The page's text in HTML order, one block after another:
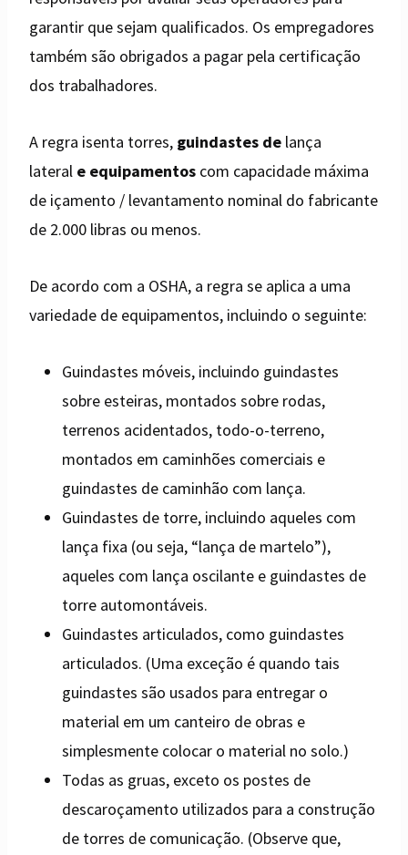
garantir que sejam qualificados. Os empregadores
também são obrigados a pagar pela certificação
dos trabalhadores.
A regra isenta torres, guindastes de lança
lateral e equipamentos com capacidade máxima
de içamento / levantamento nominal do fabricante
de 2.000 libras ou menos.
De acordo com a OSHA, a regra se aplica a uma
variedade de equipamentos, incluindo o seguinte:
Guindastes móveis, incluindo guindastes
sobre esteiras, montados sobre rodas,
terrenos acidentados, todo-o-terreno,
montados em caminhões comerciais e
guindastes de caminhão com lança.
Guindastes de torre, incluindo aqueles com
lança fixa (ou seja, “lança de martelo”),
aqueles com lança oscilante e guindastes de
torre automontáveis.
Guindastes articulados, como guindastes
articulados. (Uma exceção é quando tais
guindastes são usados ​​para entregar o
material em um canteiro de obras e
simplesmente colocar o material no solo.)
Todas as gruas, exceto os postes de
descaroçamento utilizados para a construção
de torres de comunicação. (Observe que,